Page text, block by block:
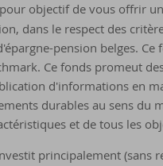
objectif de vous offrir
dans le respect des
pension belges.
Ce fonds promeut
d'informations en
durables au sens du
et de tous les
principalement